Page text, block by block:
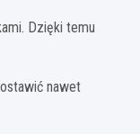
Dzięki temu
nawet